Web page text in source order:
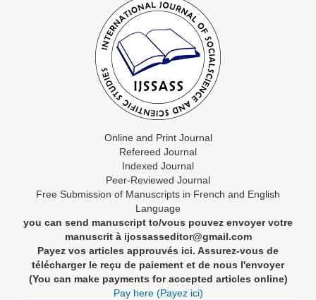
Online and Print Journal
Refereed Journal
Indexed Journal
Peer-Reviewed Journal
Free Submission of Manuscripts in French and English
Language
you can send manuscript to/vous pouvez envoyer votre
manuscrit à ijossasseditor@gmail.com
Payez vos articles approuvés ici. Assurez-vous de
télécharger le reçu de paiement et de nous l'envoyer
(You can make payments for accepted articles online)
Pay here (Payez ici)